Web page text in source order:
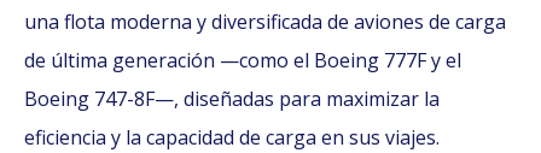
una flota moderna y diversificada de aviones de carga
de última generación —como el Boeing 777F y el
Boeing 747-8F—, diseñadas para maximizar la
eficiencia y la capacidad de carga en sus viajes.